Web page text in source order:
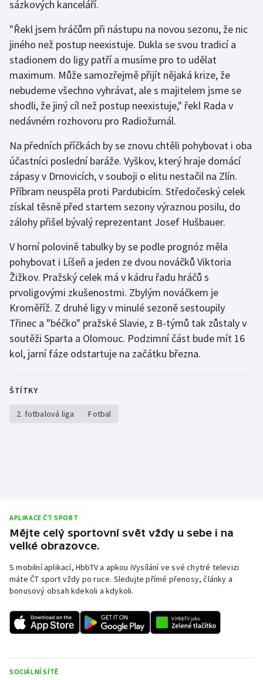
Rychlostní kanoistika
Short track
Sportovní střelba
Stolní tenis
Triatlon
Veslování
Vodní slalom
Volejbal
sázkových kanceláří.
"Řekl jsem hráčům při nástupu na novou sezonu, že nic
jiného než postup neexistuje. Dukla se svou tradicí a
stadionem do ligy patří a musíme pro to udělat
maximum. Může samozřejmě přijít nějaká krize, že
nebudeme všechno vyhrávat, ale s majitelem jsme se
shodli, že jiný cíl než postup neexistuje," řekl Rada v
nedávném rozhovoru pro Radiožurnál.
Na předních příčkách by se znovu chtěli pohybovat i oba
účastníci poslední baráže. Vyškov, který hraje domácí
zápasy v Drnovicích, v souboji o elitu nestačil na Zlín.
Příbram neuspěla proti Pardubicím. Středočeský celek
získal těsně před startem sezony výraznou posilu, do
zálohy přišel bývalý reprezentant Josef Hušbauer.
V horní polovině tabulky by se podle prognóz měla
pohybovat i Líšeň a jeden ze dvou nováčků Viktoria
Žižkov. Pražský celek má v kádru řadu hráčů s
prvoligovými zkušenostmi. Zbylým nováčkem je
Kroměříž. Z druhé ligy v minulé sezoně sestoupily
Třinec a "béčko" pražské Slavie, z B-týmů tak zůstaly v
soutěži Sparta a Olomouc. Podzimní část bude mít 16
kol, jarní fáze odstartuje na začátku března.
ŠTÍTKY
2. fotbalová liga Fotbal
APLIKACE ČT SPORT
Mějte celý sportovní svět vždy u sebe i na
velké obrazovce.
S mobilní aplikací, HbbTV a apkou iVysílání ve své chytré televizi
máte ČT sport vždy po ruce. Sledujte přímé přenosy, články a
bonusový obsah kdekoli a kdykoli.
SOCIÁLNÍ SÍTĚ